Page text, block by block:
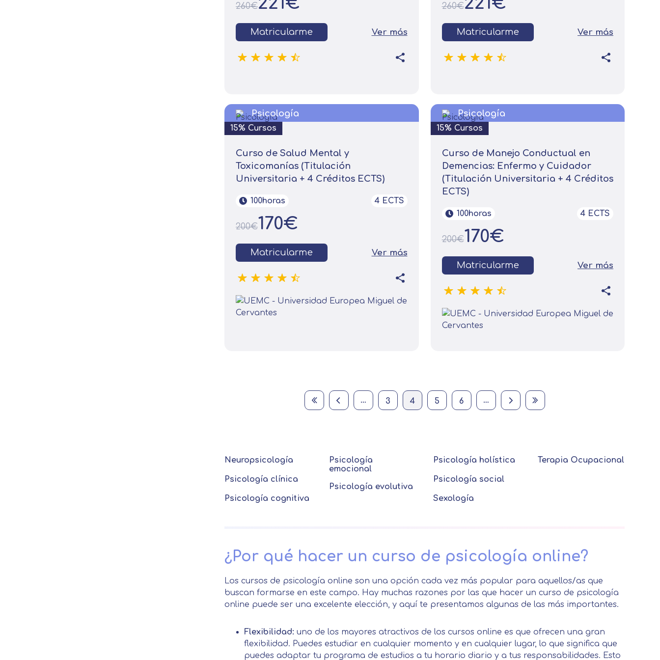
260€
Matricularme Ver más
260€
Matricularme Ver más
Psicología
15% Cursos
Curso de Salud Mental y
Toxicomanías (Titulación
Universitaria + 4 Créditos ECTS)
100horas 4 ECTS
200€170€
Matricularme Ver más
Psicología
15% Cursos
Curso de Manejo Conductual en
Demencias: Enfermo y Cuidador
(Titulación Universitaria + 4 Créditos
ECTS)
100horas 4 ECTS
200€170€
Matricularme Ver más
First page Previous page … Página
3 Current page
4 Página
5 Página
6 … Next page Last page
Neuropsicología
Psicología clínica
Psicología cognitiva
Psicología
emocional
Psicología evolutiva
Psicología holística
Psicología social
Sexología
Terapia Ocupacional
¿Por qué hacer un curso de psicología online?
Los cursos de psicología online son una opción cada vez más popular para aquellos/as que
buscan formarse en este campo. Hay muchas razones por las que hacer un curso de psicología
online puede ser una excelente elección, y aquí te presentamos algunas de las más importantes.
Flexibilidad: uno de los mayores atractivos de los cursos online es que ofrecen una gran
flexibilidad. Puedes estudiar en cualquier momento y en cualquier lugar, lo que significa que
puedes adaptar tu programa de estudios a tu horario diario y a tus responsabilidades. Esto